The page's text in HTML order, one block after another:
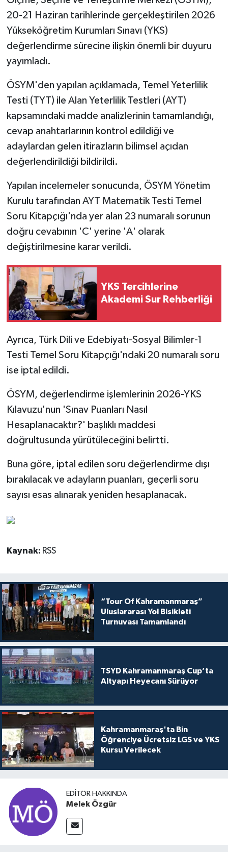
20-21 Haziran tarihlerinde gerçekleştirilen 2026
Yükseköğretim Kurumları Sınavı (YKS)
değerlendirme sürecine ilişkin önemli bir duyuru
yayımladı.
ÖSYM'den yapılan açıklamada, Temel Yeterlilik
Testi (TYT) ile Alan Yeterlilik Testleri (AYT)
kapsamındaki madde analizlerinin tamamlandığı,
cevap anahtarlarının kontrol edildiği ve
adaylardan gelen itirazların bilimsel açıdan
değerlendirildiği bildirildi.
Yapılan incelemeler sonucunda, ÖSYM Yönetim
Kurulu tarafından AYT Matematik Testi Temel
Soru Kitapçığı'nda yer alan 23 numaralı sorunun
doğru cevabının 'C' yerine 'A' olarak
değiştirilmesine karar verildi.
YKS Tercihlerine
Akademi Sur Rehberliği
Ayrıca, Türk Dili ve Edebiyatı-Sosyal Bilimler-1
Testi Temel Soru Kitapçığı'ndaki 20 numaralı soru
ise iptal edildi.
ÖSYM, değerlendirme işlemlerinin 2026-YKS
Kılavuzu'nun 'Sınav Puanları Nasıl
Hesaplanacaktır?' başlıklı maddesi
doğrultusunda yürütüleceğini belirtti.
Buna göre, iptal edilen soru değerlendirme dışı
bırakılacak ve adayların puanları, geçerli soru
sayısı esas alınarak yeniden hesaplanacak.
Kaynak: RSS
“Tour Of Kahramanmaraş”
Uluslararası Yol Bisikleti
Turnuvası Tamamlandı
TSYD Kahramanmaraş Cup’ta
Altyapı Heyecanı Sürüyor
Kahramanmaraş'ta Bin
Öğrenciye Ücretsiz LGS ve YKS
Kursu Verilecek
EDITÖR HAKKINDA
Melek Özgür